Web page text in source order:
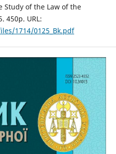
Study of the Law of the
450p. URL:
1714/0125_Bk.pdf